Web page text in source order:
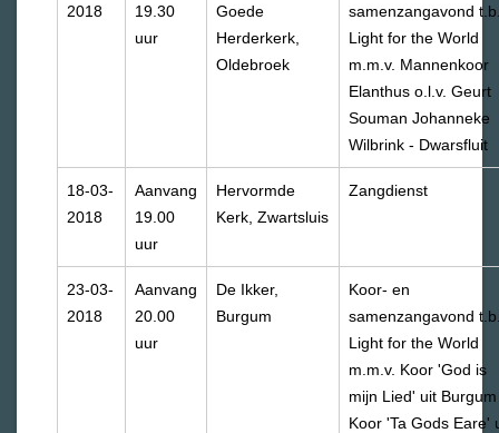
2018
19.30
uur
Goede
Herderkerk,
Oldebroek
samenzangavond
Light for the World
m.m.v. Mannenkoor
Elanthus o.l.v. Geurt
Souman Johanneke
Wilbrink - Dwarsfluit
18-03-
2018
Aanvang
19.00
uur
Hervormde
Kerk, Zwartsluis
Zangdienst
23-03-
2018
Aanvang
20.00
uur
De Ikker,
Burgum
Koor- en
samenzangavond
Light for the World
m.m.v. Koor 'God is
mijn Lied' uit Burgum
Koor 'Ta Gods Eare'